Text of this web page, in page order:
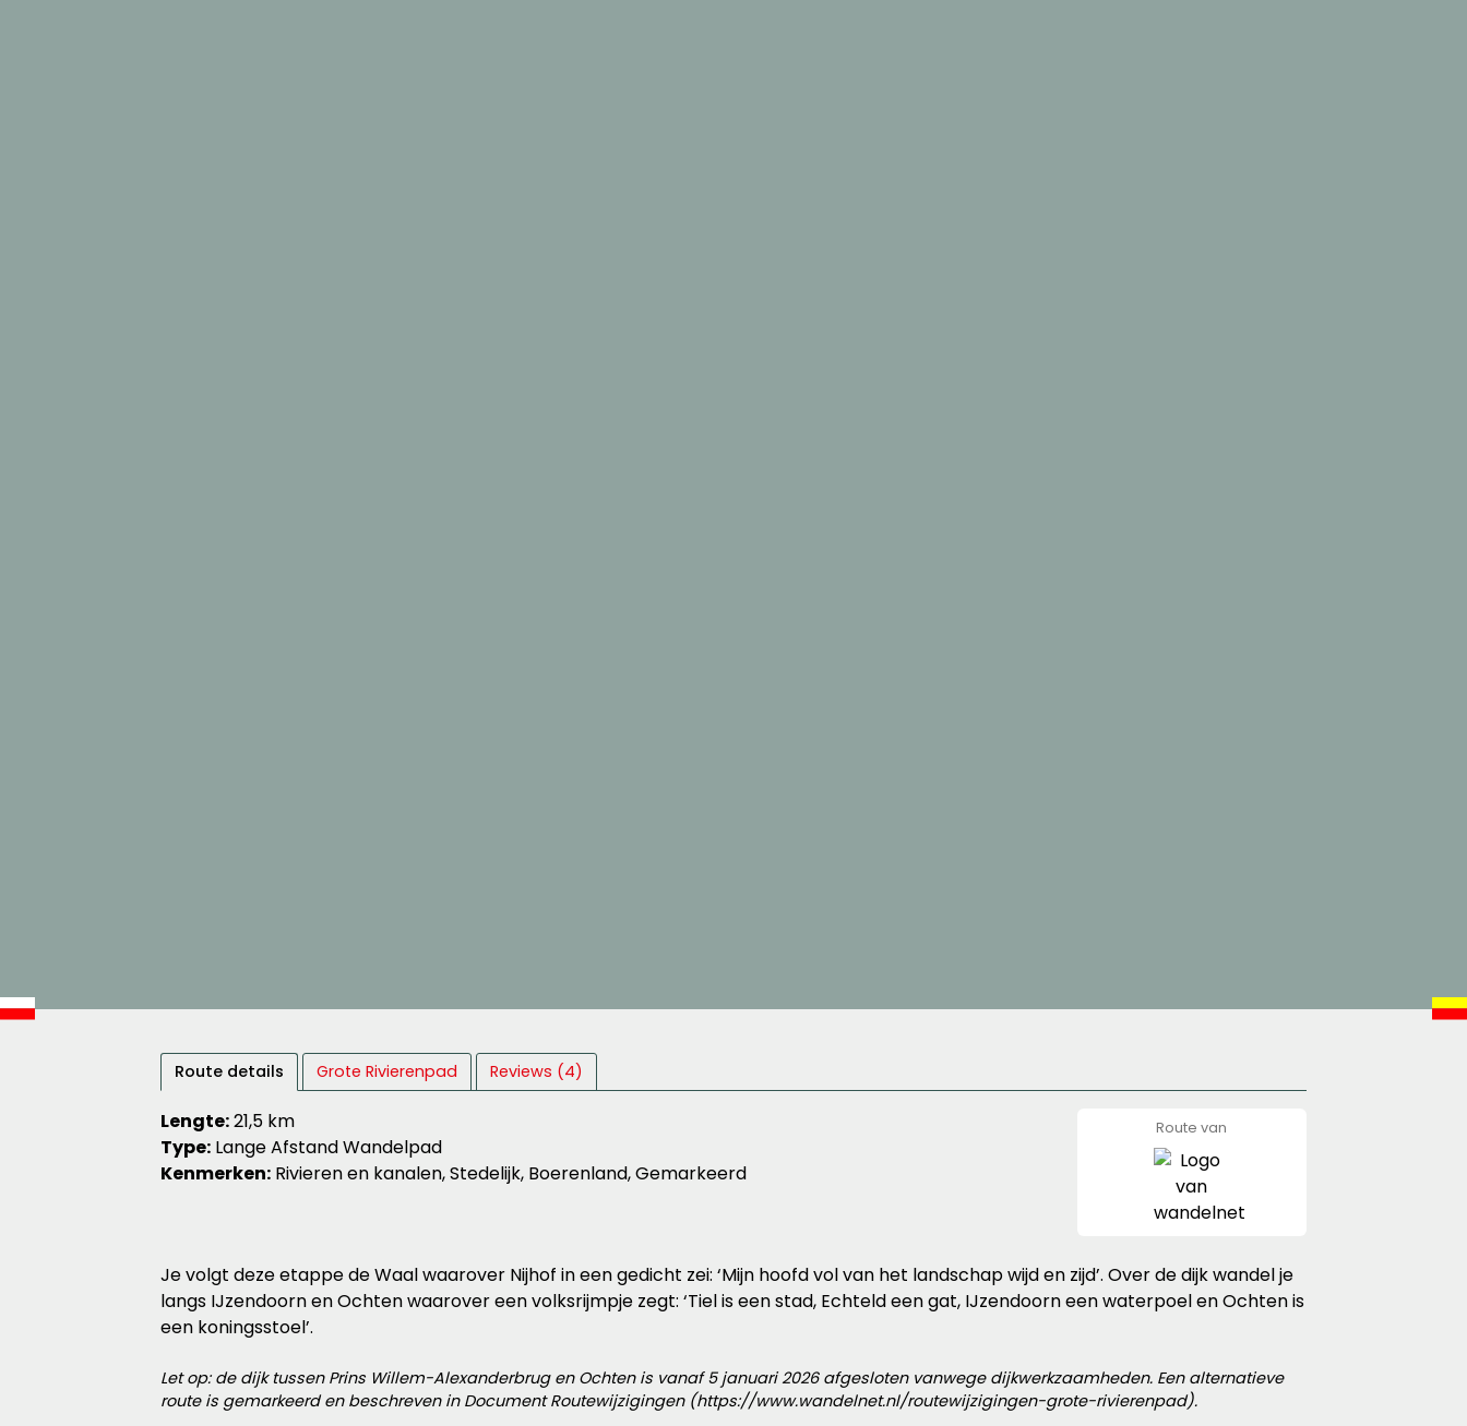
Route details Grote Rivierenpad Reviews (4)
Lengte:21,5 km
Type: Lange Afstand Wandelpad
Kenmerken: Rivieren en kanalen, Stedelijk, Boerenland, Gemarkeerd
Route van
Je volgt deze etappe de Waal waarover Nijhof in een gedicht zei: ‘Mijn hoofd vol van het landschap wijd en zijd’. Over de dijk wandel je
langs IJzendoorn en Ochten waarover een volksrijmpje zegt: ‘Tiel is een stad, Echteld een gat, IJzendoorn een waterpoel en Ochten is
een koningsstoel’.
Let op: de dijk tussen Prins Willem-Alexanderbrug en Ochten is vanaf 5 januari 2026 afgesloten vanwege dijkwerkzaamheden. Een alternatieve
route is gemarkeerd en beschreven in Document Routewijzigingen (https://www.wandelnet.nl/routewijzigingen-grote-rivierenpad).